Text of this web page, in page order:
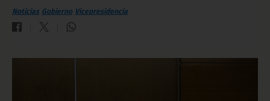
Noticias Gobierno Vicepresidencia